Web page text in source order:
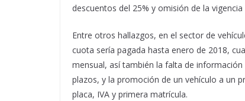
descuentos del 25% y omisión de la
Entre otros hallazgos, en el sector de
cuota sería pagada hasta enero de 2018,
mensual, así también la falta de
plazos, y la promoción de un vehículo a un
placa, IVA y primera matrícula.